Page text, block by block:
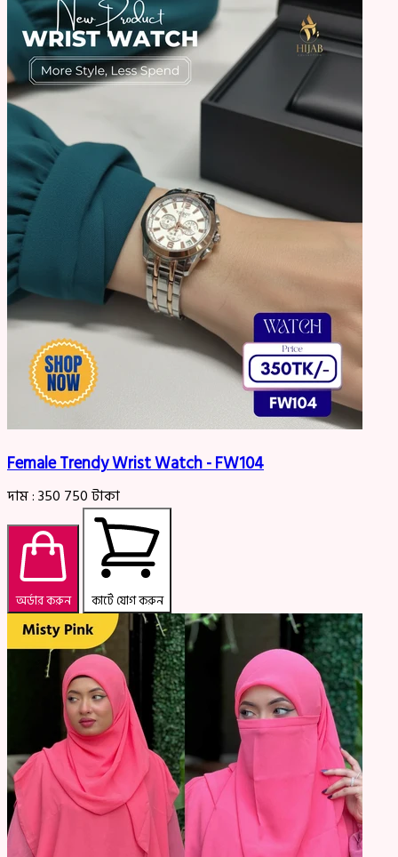
Female Trendy Wrist Watch - FW104
দাম :350 750টাকা
অর্ডার করুন কার্টে যোগ করুন